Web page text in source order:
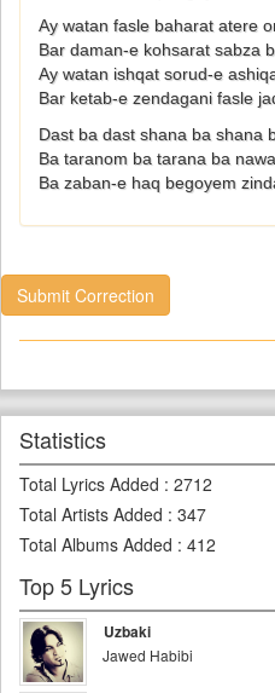
Ay watan fasle baharat atere
Bar daman-e kohsarat sabza
Ay watan ishqat sorud-e
Bar ketab-e zendagani fasle
Dast ba dast shana ba shana
Ba taranom ba tarana ba
Ba zaban-e haq begoyem
Submit Correction
Statistics
Total Lyrics Added : 2712
Total Artists Added : 347
Total Albums Added : 412
Top 5 Lyrics
Uzbaki
Jawed Habibi